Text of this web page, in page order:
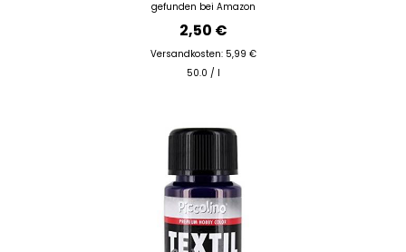
gefunden bei Amazon
2,50 €
Versandkosten: 5,99 €
50.0 / l